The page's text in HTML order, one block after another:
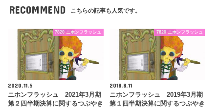
RECOMMEND こちらの記事も人気です。
7820 ニホンフラッシュ
2020.11.5
ニホンフラッシュ 2021年3月期
第２四半期決算に関するつぶやき
7820 ニホンフラッシュ
2018.8.11
ニホンフラッシュ 2019年3月期
第１四半期決算に関するつぶやき